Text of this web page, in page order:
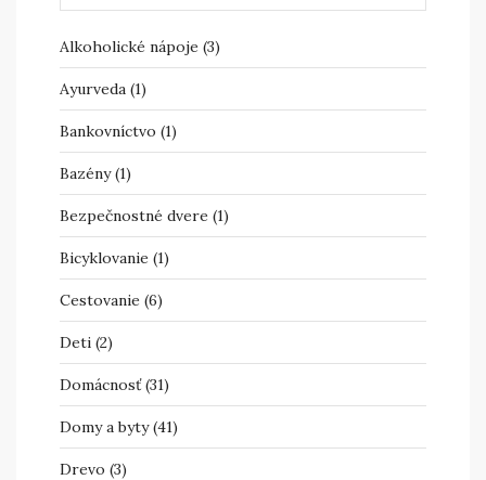
Alkoholické nápoje (3)
Ayurveda (1)
Bankovníctvo (1)
Bazény(1)
Bezpečnostné dvere (1)
Bicyklovanie (1)
Cestovanie (6)
Deti (2)
Domácnosť(31)
Domy a byty(41)
Drevo (3)